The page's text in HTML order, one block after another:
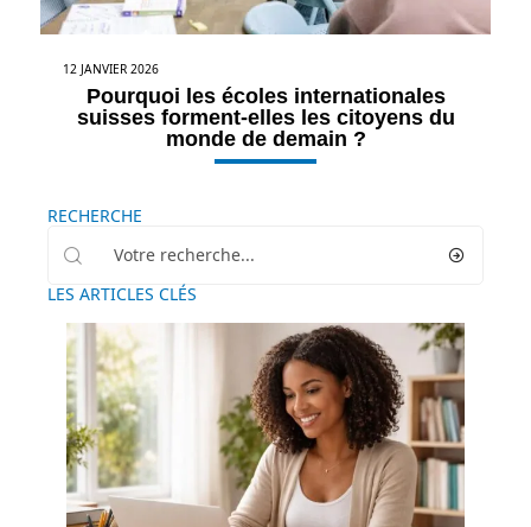
12 JANVIER 2026
Pourquoi les écoles internationales
suisses forment-elles les citoyens du
monde de demain ?
RECHERCHE
LES ARTICLES CLÉS